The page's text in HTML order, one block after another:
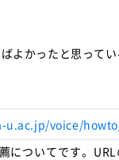
よかったと思ってい
voice/
についてです。